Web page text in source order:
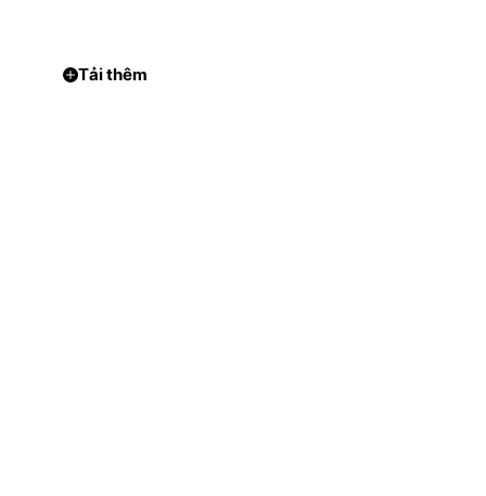
Tải thêm